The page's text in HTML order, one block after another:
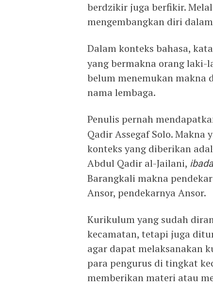
berdzikir juga berfikir.
mengembangkan diri
Dalam konteks bahasa, kata
yang bermakna orang laki-
belum menemukan makna
nama lembaga.
Penulis pernah
Qadir Assegaf Solo. Makna
konteks yang diberikan
Abdul Qadir al-Jailani,
Barangkali makna
Ansor, pendekarnya Ansor.
Kurikulum yang sudah
kecamatan, tetapi juga
agar dapat melaksanakan
para pengurus di tingkat
memberikan materi atau